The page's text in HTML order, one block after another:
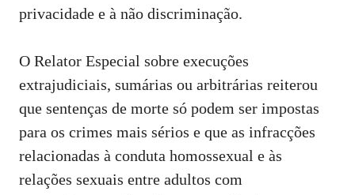
privacidade e à não discriminação.
O Relator Especial sobre execuções
extrajudiciais, sumárias ou arbitrárias reiterou
que sentenças de morte só podem ser impostas
para os crimes mais sérios e que as infracções
relacionadas à conduta homossexual e às
relações sexuais entre adultos com